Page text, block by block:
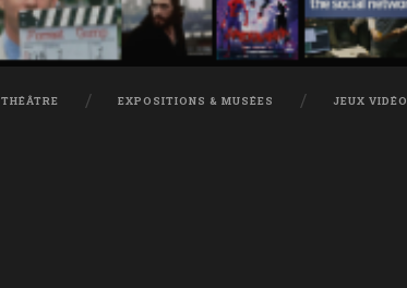
THÉÂTRE EXPOSITIONS & MUSÉES JEUX VIDÉO